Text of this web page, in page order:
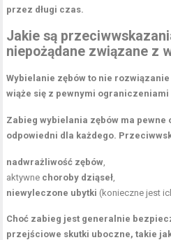
przez długi czas.
Jakie są
niepożądane związane z
Wybielanie zębów to nie
wiąże się z pewnymi
Zabieg wybielania zębów ma
odpowiedni dla każdego.
nadwrażliwość zębów
aktywne choroby dziąseł
niewyleczone ubytki (konieczne jest
Choć zabieg jest generalnie
przejściowe skutki uboczne, takie